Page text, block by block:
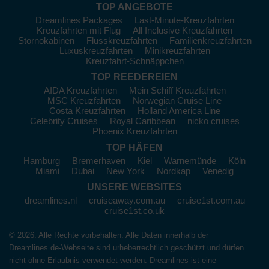
Picton:Ein charmantes Hafenstädtchen und das Tor zum
Marlborough Sounds, ideal für Outdoor-Aktivitäten. Hier
können Sie Kajak fahren, Rad fahren oder einfach die lokale
Küche in einem der vielen Restaurants am Wasser genießen.
Ein Besuch der Marlborough Wine Region mit ihren
weltberühmten Weingütern ist ebenfalls ein Highlight.
Lyttelton:Dieser Hafen ist Heimat der historischen Stadt
Christchurch. Entdecken Sie kreative Geschäfte und
Kunstgalerien, während Sie gemütlich durch die Straßen
bummeln. Außerdem können Sie von Lyttelton aus leicht einen
Ausflug nach Christchurch unternehmen, um den Botanischen
Garten oder das Canterbury Museum zu besichtigen.
Christchurch:Hier haben Sie die Möglichkeit, die Erholung
einer Stadt nach einem Erdbeben zu sehen. Besuchen Sie den
berühmten Botanischen Garten oder nehmen Sie eine Fahrt
auf dem Avon River. Die Erkundung der Stadt bietet eine
Elementen.
Optimale Reisezeit und
TOP ANGEBOTE
Dreamlines Packages
Last-Minute-Kreuzfahrten
Kreuzfahrten mit Flug
All Inclusive Kreuzfahrten
Stornokabinen
Flusskreuzfahrten
Familienkreuzfahrten
Luxuskreuzfahrten
Minikreuzfahrten
Kreuzfahrt-Schnäppchen
TOP REEDEREIEN
AIDA Kreuzfahrten
Mein Schiff Kreuzfahrten
MSC Kreuzfahrten
Norwegian Cruise Line
Costa Kreuzfahrten
Holland America Line
Celebrity Cruises
Royal Caribbean
nicko cruises
Phoenix Kreuzfahrten
TOP HÄFEN
Hamburg
Bremerhaven Kiel Warnemünde
Köln
Miami
Dubai New York Nordkap
Venedig
UNSERE WEBSITES
dreamlines.nl
cruiseaway.com.au
cruise1st.com.au
cruise1st.co.uk
© 2026. Alle Rechte vorbehalten. Alle Daten innerhalb der
Dreamlines.de-Webseite sind urheberrechtlich geschützt und dürfen
nicht ohne Erlaubnis verwendet werden. Dreamlines ist eine